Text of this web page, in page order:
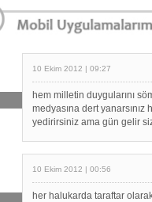
10 Ekim 2012 | 09:27
hem milletin duygularını
medyasına dert yanarsınız
yedirirsiniz ama gün gelir
10 Ekim 2012 | 00:56
her halukarda taraftar